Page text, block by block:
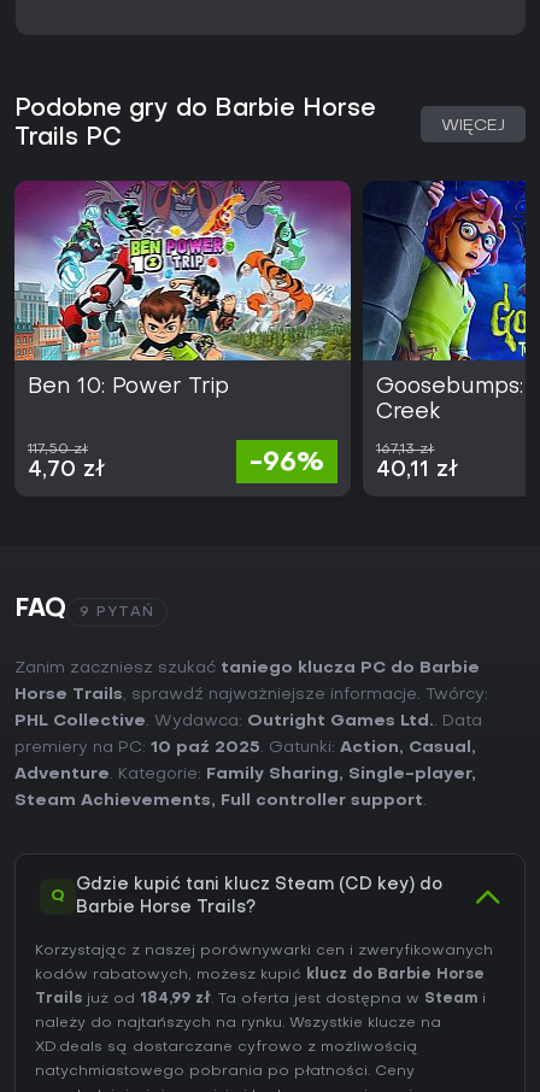
Podobne gry do Barbie Horse
Trails PC
WIĘCEJ
Ben 10: Power Trip
117,50 zł
4,70 zł -96%
Goosebumps:
Creek
167,13 zł
40,11 zł
FAQ 9 PYTAŃ
Zanim zaczniesz szukać taniego klucza PC do Barbie
Horse Trails, sprawdź najważniejsze informacje. Twórcy:
PHL Collective. Wydawca: Outright Games Ltd.. Data
premiery na PC: 10 paź 2025. Gatunki: Action, Casual ,
Adventure. Kategorie: Family Sharing, Single-player,
Steam Achievements, Full controller support.
Q
Gdzie kupić tani klucz Steam (CD key) do
Barbie Horse Trails?
Korzystając z naszej porównywarki cen i zweryfikowanych
kodów rabatowych, możesz kupić klucz do Barbie Horse
Trails już od 184,99 zł. Ta oferta jest dostępna w Steam i
należy do najtańszych na rynku. Wszystkie klucze na
XD.deals są dostarczane cyfrowo z możliwością
natychmiastowego pobrania po płatności. Ceny